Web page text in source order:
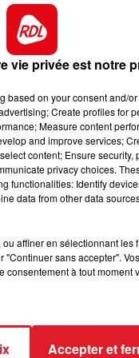
RDL
du Goutier,
bases de cette
d'un an ou à
peut lui faire
un engagement
une possibilité
en terminant
la premiére si
battus avec des
la combinaison
vie privée est notre
based on your consent and/
Create profiles for
Measure content
and improve services;
content; Ensure
privacy choices.
functionalities: Identify
data from other data
affiner en sélectionnant
sans accepter".
à tout
Accepter et